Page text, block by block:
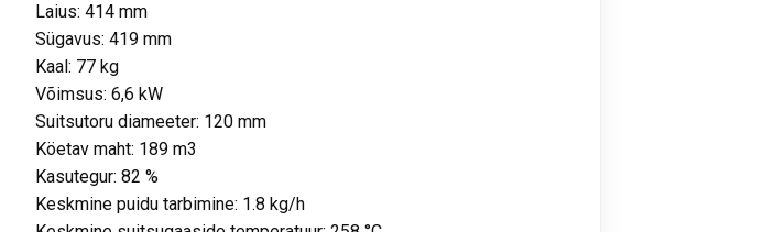
Laius: 414 mm
Sügavus: 419 mm
Kaal: 77 kg
Võimsus: 6,6 kW
Suitsutoru diameeter: 120 mm
Köetav maht: 189 m3
Kasutegur: 82 %
Keskmine puidu tarbimine: 1.8 kg/h